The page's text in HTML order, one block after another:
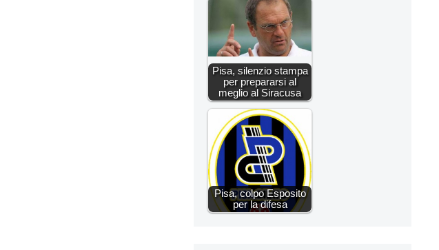
Pisa, silenzio stampa
per prepararsi al
meglio al Siracusa
Pisa, colpo Esposito
per la difesa